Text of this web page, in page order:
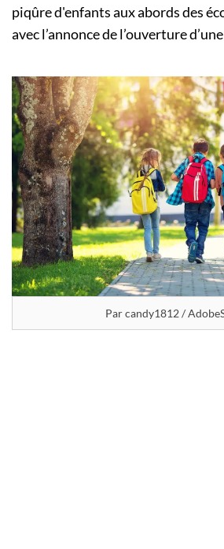
piqûre d'enfants aux abords des
avec l’annonce de l’ouverture
Par candy1812 /